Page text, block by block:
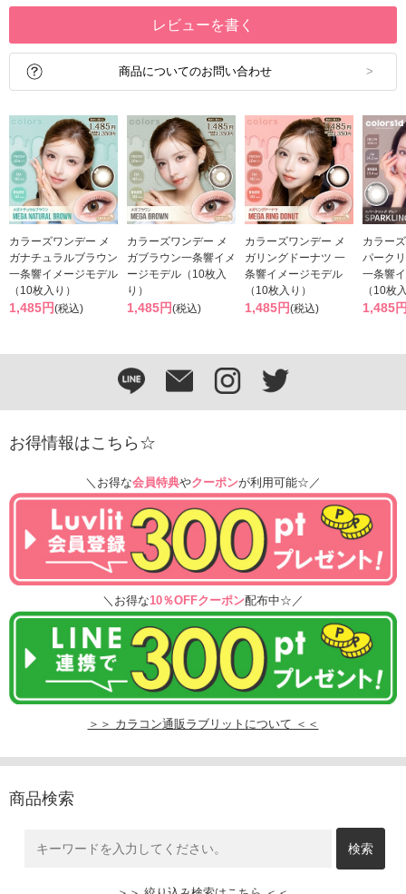
レビューを書く
商品についてのお問い合わせ
カラーズワンデー メ
ガナチュラルブラウン
一条響イメージモデル
（10枚入り）
1,485円(税込)
カラーズワンデー メ
ガブラウン一条響イメ
ージモデル（10枚入
り）
1,485円(税込)
カラーズワンデー メ
ガリングドーナツ 一
条響イメージモデル
（10枚入り）
1,485円(税込)
カラー
パーク
一条響
（10枚
1,485
お得情報はこちら☆
＼お得な会員特典やクーポンが利用可能☆／
＼お得な10％OFFクーポン配布中☆／
＞＞ カラコン通販ラブリットについて ＜＜
商品検索